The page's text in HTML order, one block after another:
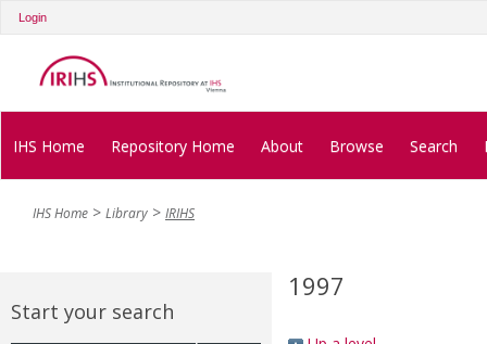
Login
IHS Home Repository Home About Browse Search
IHS Home Library IRIHS
Start your search
1997